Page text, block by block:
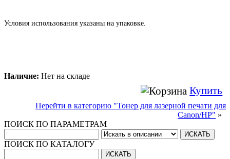
Условия использования указаны на упаковке.
Наличие: Нет на складе
Купить
Перейти в категорию "Тонер для лазерной печати для
Canon/HP" »
ПОИСК ПО ПАРАМЕТРАМ
ПОИСК ПО КАТАЛОГУ